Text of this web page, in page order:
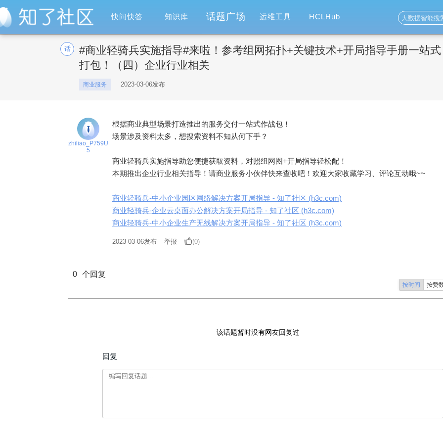
快问快答 知识库 话题广场 运维工具 HCLHub
话
#商业轻骑兵实施指导#来啦！参考组网拓扑+关键技术+开局指导手册一站式
打包！（四）企业行业相关
商业服务 2023-03-06发布
zhiliao_P759U
5
根据商业典型场景打造推出的服务交付一站式作战包！
场景涉及资料太多，想搜索资料不知从何下手？
商业轻骑兵实施指导助您便捷获取资料，对照组网图+开局指导轻松配！
本期推出企业行业相关指导！请商业服务小伙伴快来查收吧！欢迎大家收藏学习、评论互动哦~~
商业轻骑兵-中小企业园区网络解决方案开局指导 - 知了社区 (h3c.com)
商业轻骑兵-企业云桌面办公解决方案开局指导 - 知了社区 (h3c.com)
商业轻骑兵-中小企业生产无线解决方案开局指导 - 知了社区 (h3c.com)
2023-03-06发布 举报 (0)
0 个回复
按时间 按赞
该话题暂时没有网友回复过
回复